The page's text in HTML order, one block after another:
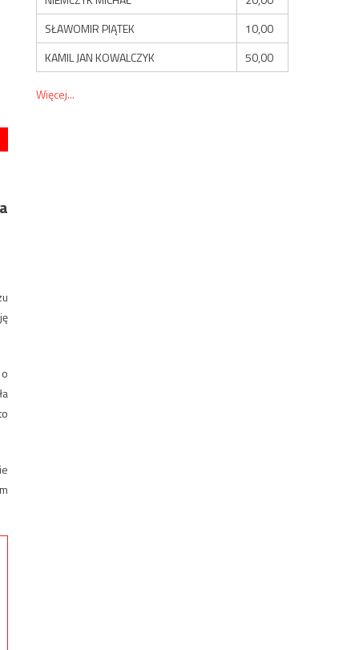
SŁAWOMIR PIĄTEK
10,00
KAMIL JAN KOWALCZYK
50,00
Więcej...